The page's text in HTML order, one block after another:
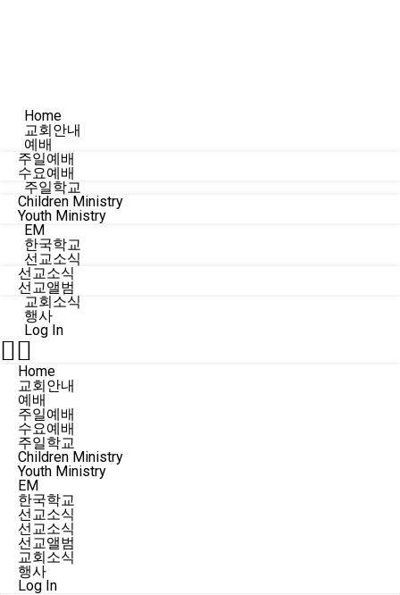
Home
교회안내
예배
주일예배
수요예배
주일학교
Children Ministry
Youth Ministry
EM
한국학교
선교소식
선교소식
선교앨범
교회소식
행사
Log In
Home
교회안내
예배
주일예배
수요예배
주일학교
Children Ministry
Youth Ministry
EM
한국학교
선교소식
선교소식
선교앨범
교회소식
행사
Log In